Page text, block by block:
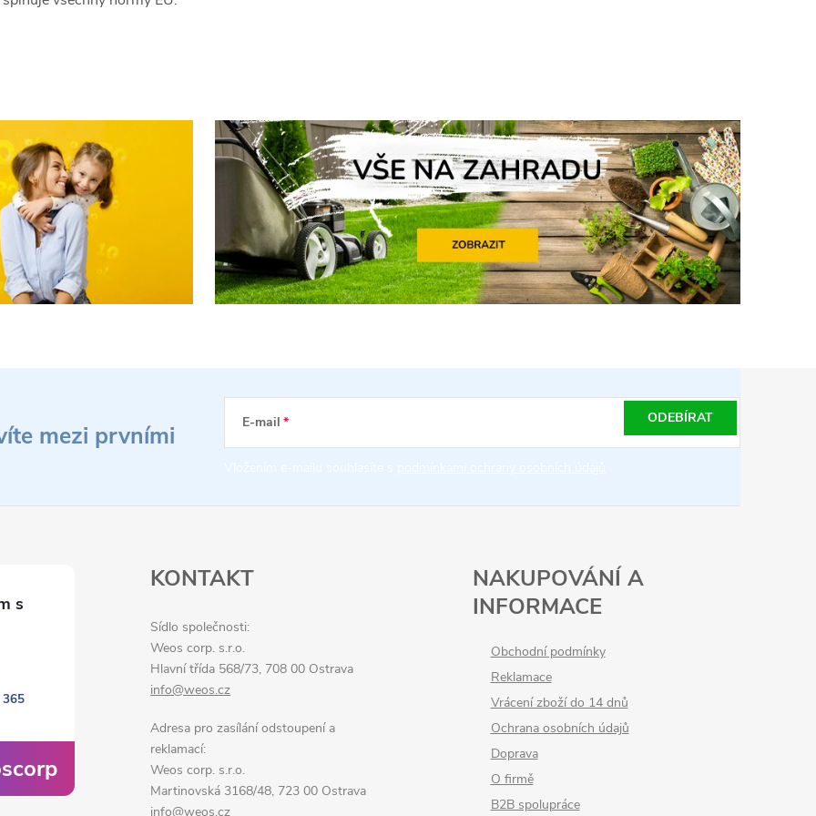
mezi prvními E-mail ODEBÍRAT
KONTAKT
Sídlo společnosti:
Weos corp. s.r.o.
Hlavní třída 568/73, 708 00 Ostrava
info@weos.cz
Adresa pro zasílání odstoupení a
reklamací:
Weos corp. s.r.o.
Martinovská 3168/48, 723 00 Ostrava
info@weos.cz
NAKUPOVÁNÍ A
INFORMACE
Obchodní podmínky
Reklamace
Vrácení zboží do 14 dnů
Ochrana osobních údajů
Doprava
O firmě
B2B spolupráce